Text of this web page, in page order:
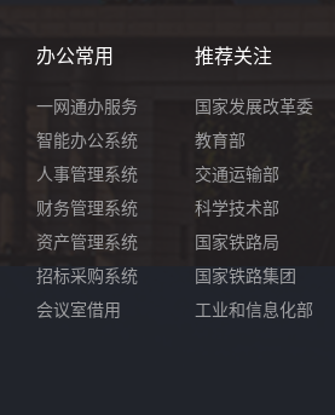
办公常用
一网通办服务
智能办公系统
人事管理系统
财务管理系统
资产管理系统
招标采购系统
会议室借用
推荐关注
国家发展改革委
教育部
交通运输部
科学技术部
国家铁路局
国家铁路集团
工业和信息化部